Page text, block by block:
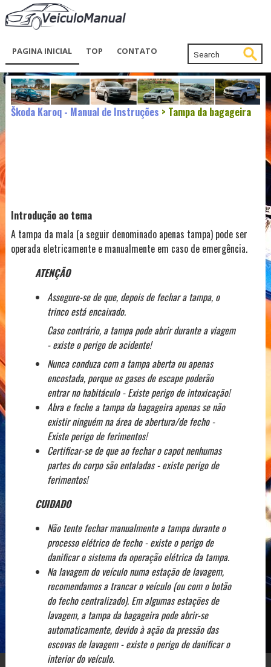
PAGINA INICIAL TOP CONTATO
Škoda Karoq - Manual de Instruções > Tampa da bagageira
Introdução ao tema
A tampa da mala (a seguir denominado apenas tampa) pode ser
operada eletricamente e manualmente em caso de emergência.
ATENÇÃO
Assegure-se de que, depois de fechar a tampa, o
trinco está encaixado.
Caso contrário, a tampa pode abrir durante a viagem
- existe o perigo de acidente!
Nunca conduza com a tampa aberta ou apenas
encostada, porque os gases de escape poderão
entrar no habitáculo - Existe perigo de intoxicação!
Abra e feche a tampa da bagageira apenas se não
existir ninguém na área de abertura/de fecho -
Existe perigo de ferimentos!
Certificar-se de que ao fechar o capot nenhumas
partes do corpo são entaladas - existe perigo de
ferimentos!
CUIDADO
Não tente fechar manualmente a tampa durante o
processo elétrico de fecho - existe o perigo de
danificar o sistema da operação elétrica da tampa.
Na lavagem do veículo numa estação de lavagem,
recomendamos a trancar o veículo (ou com o botão
do fecho centralizado). Em algumas estações de
lavagem, a tampa da bagageira pode abrir-se
automaticamente, devido à ação da pressão das
escovas de lavagem - existe o perigo de danificar o
interior do veículo.